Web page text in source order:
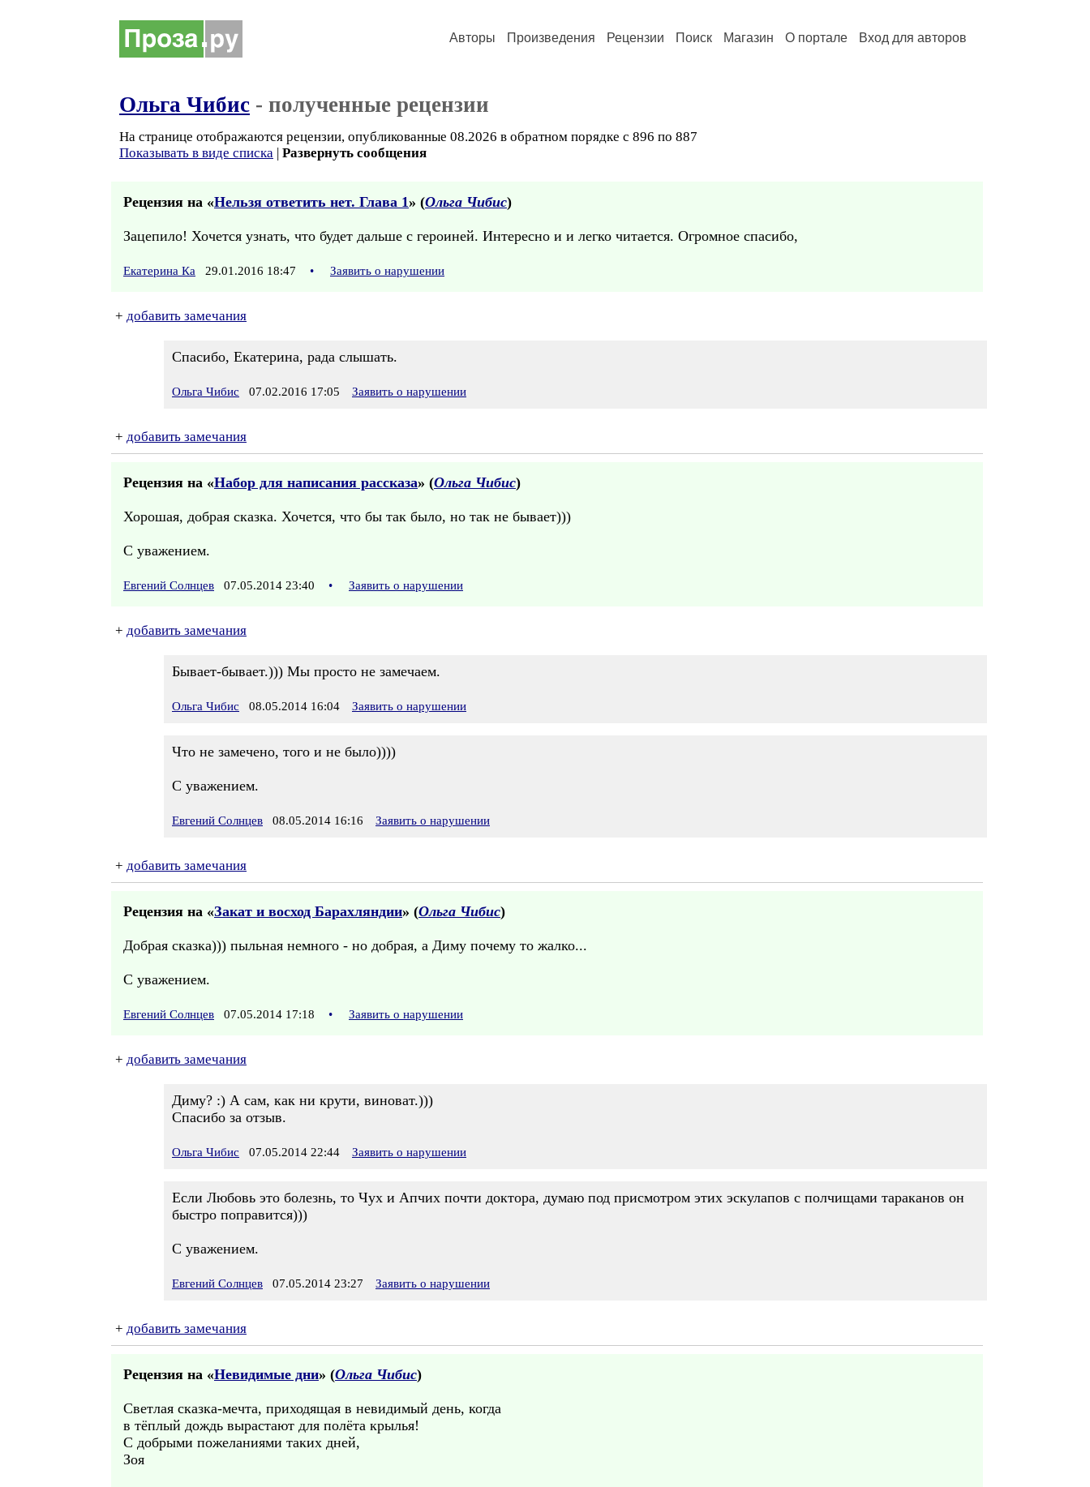
Авторы Произведения Рецензии Поиск Магазин О портале Вход для авторов
Ольга Чибис - полученные рецензии
На странице отображаются рецензии, опубликованные 08.2026 в обратном порядке с 896 по 887
Показывать в виде списка | Развернуть сообщения
Рецензия на «Нельзя ответить нет. Глава 1» (Ольга Чибис)
Зацепило! Хочется узнать, что будет дальше с героиней. Интересно и и легко читается. Огромное спасибо,
Екатерина Ка 29.01.2016 18:47 • Заявить о нарушении
+ добавить замечания
Спасибо, Екатерина, рада слышать.
Ольга Чибис 07.02.2016 17:05 Заявить о нарушении
+ добавить замечания
Рецензия на «Набор для написания рассказа» (Ольга Чибис)
Хорошая, добрая сказка. Хочется, что бы так было, но так не бывает)))
С уважением.
Евгений Солнцев 07.05.2014 23:40 • Заявить о нарушении
+ добавить замечания
Бывает-бывает.))) Мы просто не замечаем.
Ольга Чибис 08.05.2014 16:04 Заявить о нарушении
Что не замечено, того и не было))))
С уважением.
Евгений Солнцев 08.05.2014 16:16 Заявить о нарушении
+ добавить замечания
Рецензия на «Закат и восход Барахляндии» (Ольга Чибис)
Добрая сказка))) пыльная немного - но добрая, а Диму почему то жалко...
С уважением.
Евгений Солнцев 07.05.2014 17:18 • Заявить о нарушении
+ добавить замечания
Диму? :) А сам, как ни крути, виноват.)))
Спасибо за отзыв.
Ольга Чибис 07.05.2014 22:44 Заявить о нарушении
Если Любовь это болезнь, то Чух и Апчих почти доктора, думаю под присмотром этих эскулапов с полчищами тараканов он
быстро поправится)))
С уважением.
Евгений Солнцев 07.05.2014 23:27 Заявить о нарушении
+ добавить замечания
Рецензия на «Невидимые дни» (Ольга Чибис)
Светлая сказка-мечта, приходящая в невидимый день, когда
в тёплый дождь вырастают для полёта крылья!
С добрыми пожеланиями таких дней,
Зоя